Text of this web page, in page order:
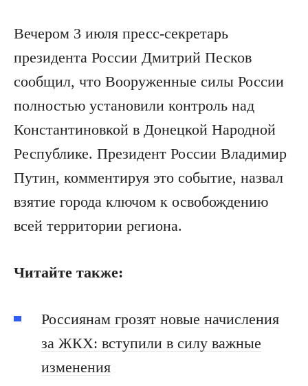
Вечером 3 июля пресс-секретарь
президента России Дмитрий Песков
сообщил, что Вооруженные силы России
полностью установили контроль над
Константиновкой в Донецкой Народной
Республике. Президент России Владимир
Путин, комментируя это событие, назвал
взятие города ключом к освобождению
всей территории региона.
Читайте также:
Россиянам грозят новые начисления
за ЖКХ: вступили в силу важные
изменения